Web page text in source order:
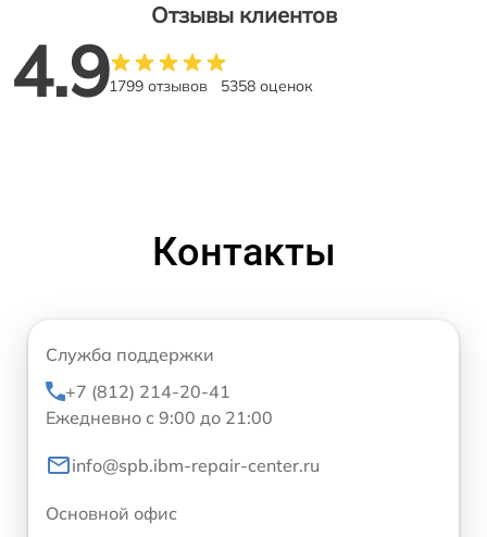
Отзывы клиентов
4.91799 отзывов 5358 оценок
Контакты
Служба поддержки
+7 (812) 214-20-41
Ежедневно с 9:00 до 21:00
info@spb.ibm-repair-center.ru
Основной офис